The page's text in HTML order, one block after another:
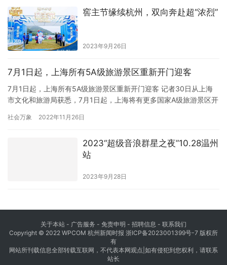
窖主节缘续杭州，双向奔赴超“浓烈”
2023年9月26日
7月1日起，上海所有5A级旅游景区重新开门迎客
7月1日起，上海所有5A级旅游景区重新开门迎客 记者30日从上海
市文化和旅游局获悉，7月1日起，上海将有更多国家A级旅游景区开
景区将全部重新开放。上海景区实行“预约、错峰、限流”管理，实行
现场分流疏导工作。上海吕雯系统通过“一站式预订”、“一…
社会万象 2022年11月26日
2023“超级音浪群星之夜”10.28温州
站
2023年9月28日
关于本站 - 广告服务 - 免责申明 - 招聘信息 - 联系我们
Copyright © 2022 WPCOM 杭州新闻时报 浙ICP备2023001399号-7 版权所
有
网站所刊载信息全部转载互联网，不代表本网观点|如有侵犯到您权利，请联系
站长